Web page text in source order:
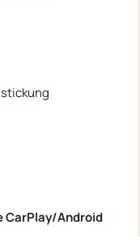
CarPlay/Android